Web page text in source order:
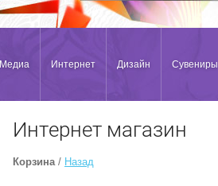
Медиа Интернет Дизайн Сувениры
Интернет магазин
Корзина/ Назад